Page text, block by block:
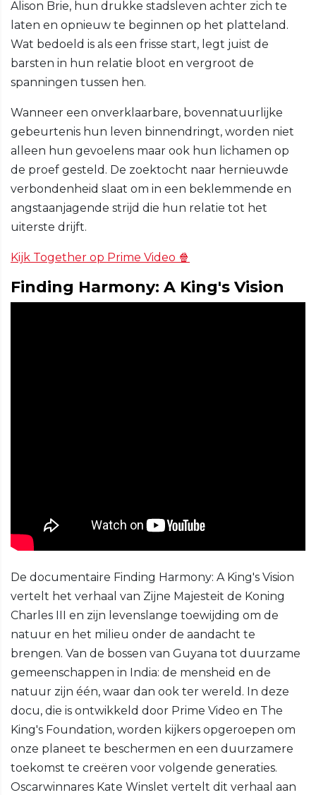
Alison Brie, hun drukke stadsleven achter zich te
laten en opnieuw te beginnen op het platteland.
Wat bedoeld is als een frisse start, legt juist de
barsten in hun relatie bloot en vergroot de
spanningen tussen hen.
Wanneer een onverklaarbare, bovennatuurlijke
gebeurtenis hun leven binnendringt, worden niet
alleen hun gevoelens maar ook hun lichamen op
de proef gesteld. De zoektocht naar hernieuwde
verbondenheid slaat om in een beklemmende en
angstaanjagende strijd die hun relatie tot het
uiterste drijft.
Kijk Together op Prime Video 🍿
Finding Harmony: A King's Vision
De documentaire Finding Harmony: A King's Vision
vertelt het verhaal van Zijne Majesteit de Koning
Charles III en zijn levenslange toewijding om de
natuur en het milieu onder de aandacht te
brengen. Van de bossen van Guyana tot duurzame
gemeenschappen in India: de mensheid en de
natuur zijn één, waar dan ook ter wereld. In deze
docu, die is ontwikkeld door Prime Video en The
King's Foundation, worden kijkers opgeroepen om
onze planeet te beschermen en een duurzamere
toekomst te creëren voor volgende generaties.
Oscarwinnares Kate Winslet vertelt dit verhaal aan